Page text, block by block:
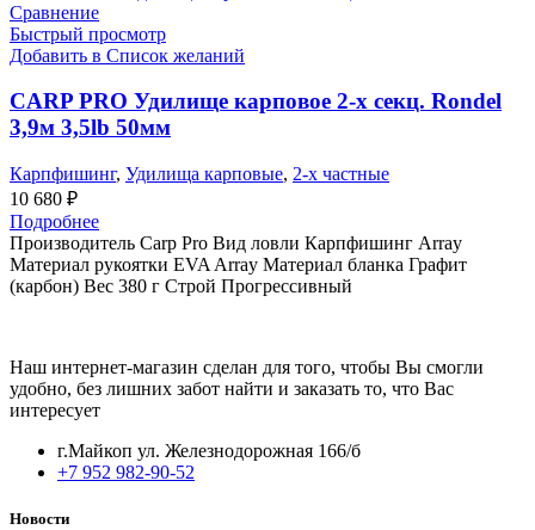
Сравнение
Быстрый просмотр
Добавить в Список желаний
CARP PRO Удилище карповое 2-х секц. Rondel
3,9м 3,5lb 50мм
Карпфишинг, Удилища карповые, 2-х частные
10 680 ₽
Подробнее
Производитель Carp Pro Вид ловли Карпфишинг Array
Материал рукоятки EVA Array Материал бланка Графит
(карбон) Вес 380 г Строй Прогрессивный
Наш интернет-магазин сделан для того, чтобы Вы смогли
удобно, без лишних забот найти и заказать то, что Вас
интересует
г.Майкоп ул. Железнодорожная 166/б
+7 952 982-90-52
Новости